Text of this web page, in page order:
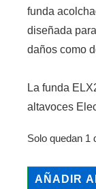
funda
diseñada
daños como
La funda
altavoces
Solo quedan 1
AÑADIR